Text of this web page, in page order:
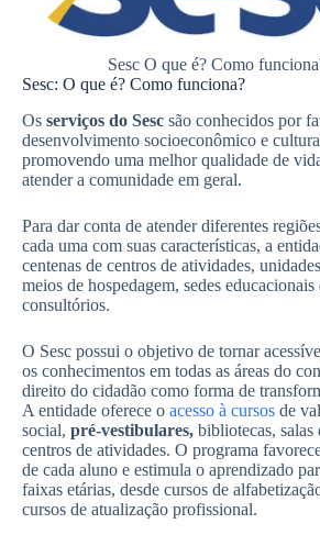
Sesc O que é? Como
Sesc: O que é? Como funciona?
Os serviços do Sesc são conhecidos por
desenvolvimento socioeconômico e
promovendo uma melhor qualidade de
atender a comunidade em geral.
Para dar conta de atender diferentes
cada uma com suas características, a
centenas de centros de atividades,
meios de hospedagem, sedes educacionais
consultórios.
O Sesc possui o objetivo de tornar
os conhecimentos em todas as áreas do
direito do cidadão como forma de
A entidade oferece o acesso à cursos de
social, pré-vestibulares, bibliotecas, salas
centros de atividades. O programa
de cada aluno e estimula o aprendizado
faixas etárias, desde cursos de
cursos de atualização profissional.